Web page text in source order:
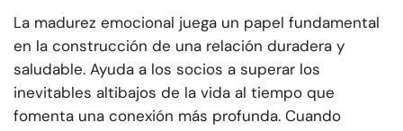
La madurez emocional juega un papel fundamental
en la construcción de una relación duradera y
saludable. Ayuda a los socios a superar los
inevitables altibajos de la vida al tiempo que
fomenta una conexión más profunda. Cuando